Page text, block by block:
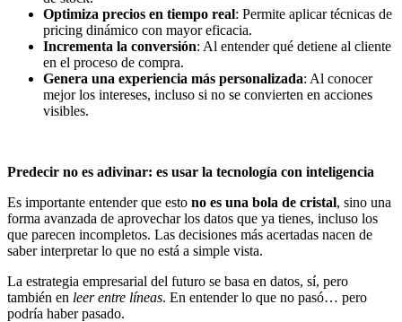
Optimiza precios en tiempo real: Permite aplicar técnicas de
pricing dinámico con mayor eficacia.
Incrementa la conversión: Al entender qué detiene al cliente
en el proceso de compra.
Genera una experiencia más personalizada: Al conocer
mejor los intereses, incluso si no se convierten en acciones
visibles.
Predecir no es adivinar: es usar la tecnología con inteligencia
Es importante entender que esto no es una bola de cristal, sino una
forma avanzada de aprovechar los datos que ya tienes, incluso los
que parecen incompletos. Las decisiones más acertadas nacen de
saber interpretar lo que no está a simple vista.
La estrategia empresarial del futuro se basa en datos, sí, pero
también en leer entre líneas. En entender lo que no pasó… pero
podría haber pasado.